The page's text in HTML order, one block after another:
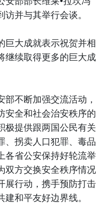
并与其举行会谈。
巨大成就表示祝贺并相
继续取得更多的巨大成
不断加强交流活动，
安全和社会治安秩序的
极提供跟两国公民有关
、拐卖人口犯罪、毒品
各省公安保持好轮流举
双方交换安全秩序情况
展行动，携手预防打击
和平友好边界线。